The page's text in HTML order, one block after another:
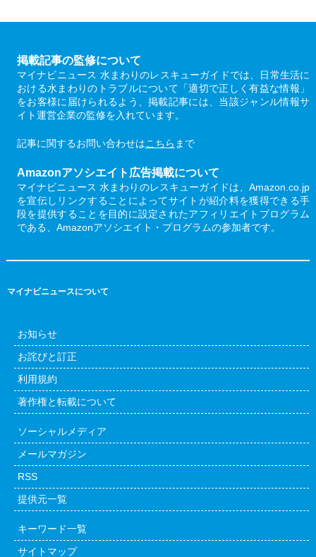
掲載記事の監修について
マイナビニュース 水まわりのレスキューガイドでは、日常生活に
おける水まわりのトラブルについて「適切で正しく有益な情報」
をお客様に届けられるよう、掲載記事には、当該ジャンル情報サ
イト運営企業の監修を入れています。
記事に関するお問い合わせはこちら まで
Amazonアソシエイト広告掲載について
マイナビニュース 水まわりのレスキューガイドは、Amazon.co.jp
を宣伝しリンクすることによってサイトが紹介料を獲得できる手
段を提供することを目的に設定されたアフィリエイトプログラム
である、Amazonアソシエイト・プログラムの参加者です。
マイナビニュースについて
お知らせ
お詫びと訂正
利用規約
著作権と転載について
ソーシャルメディア
メールマガジン
RSS
提供元一覧
キーワード一覧
サイトマップ